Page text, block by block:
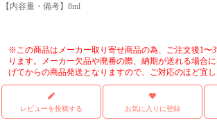
【内容量・備考】8ml
※この商品はメーカー取り寄せ商品の為、ご注文後1〜
ります。メーカー欠品や廃番の際、納期が送れる場合
げてからの商品発送となりますので、ご対応のほど宜し
レビューを投稿する お気に入りに登録